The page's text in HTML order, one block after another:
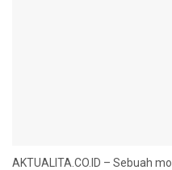
AKTUALITA.CO.ID – Sebuah